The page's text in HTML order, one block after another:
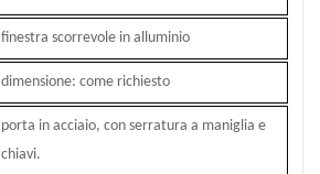
finestra scorrevole in alluminio
dimensione: come richiesto
porta in acciaio, con serratura a maniglia e
chiavi.